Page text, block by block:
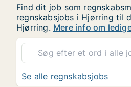
Find dit job som
regnskabsjobs i Hjørring til
Hjørring. Mere info om
Se alle regnskabsjobs